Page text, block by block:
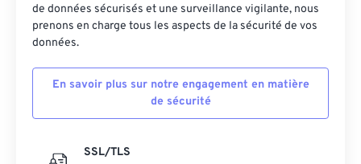
de données sécurisés et une surveillance vigilante, nous
prenons en charge tous les aspects de la sécurité de vos
données.
En savoir plus sur notre engagement en matière
de sécurité
SSL/TLS